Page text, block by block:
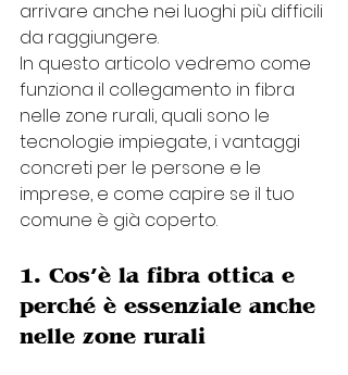
arrivare anche nei luoghi più difficili
da raggiungere.
In questo articolo vedremo come
funziona il collegamento in fibra
nelle zone rurali, quali sono le
tecnologie impiegate, i vantaggi
concreti per le persone e le
imprese, e come capire se il tuo
comune è già coperto.
1. Cos’è la fibra ottica e
perché è essenziale anche
nelle zone rurali